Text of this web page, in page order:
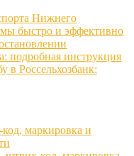
Нижнего
быстро и эффективно
подробная инструкция
в Россельхозбанк: